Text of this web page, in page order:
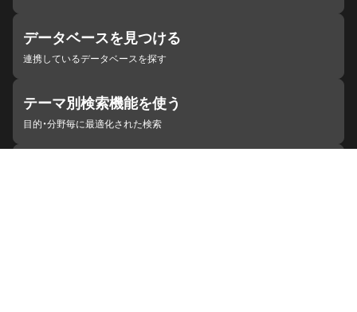
データベースを見つける
連携しているデータベースを探す
テーマ別検索機能を使う
目的・分野毎に最適化された検索